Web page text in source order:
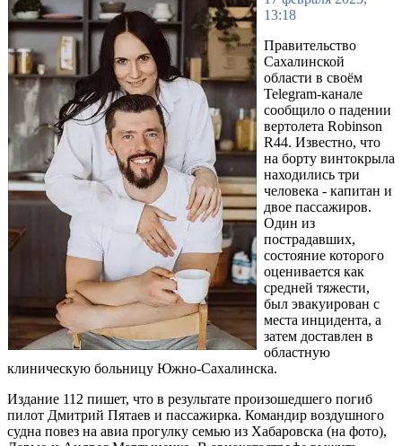
13:18
Правительство
Сахалинской
области в своём
Telegram-канале
сообщило о падении
вертолета Robinson
R44. Известно, что
на борту винтокрыла
находились три
человека - капитан и
двое пассажиров.
Один из
пострадавших,
состояние которого
оценивается как
средней тяжести,
был эвакуирован с
места инцидента, а
затем доставлен в
областную
клиническую больницу Южно-Сахалинска.
Издание 112 пишет, что в результате произошедшего погиб
пилот Дмитрий Пятаев и пассажирка. Командир воздушного
судна повез на авиа прогулку семью из Хабаровска (на фото),